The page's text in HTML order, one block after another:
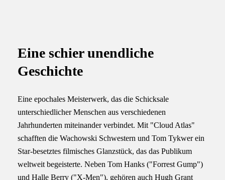
Eine schier unendliche
Geschichte
Eine epochales Meisterwerk, das die Schicksale
unterschiedlicher Menschen aus verschiedenen
Jahrhunderten miteinander verbindet. Mit "Cloud Atlas"
schafften die Wachowski Schwestern und Tom Tykwer ein
Star-besetztes filmisches Glanzstück, das das Publikum
weltweit begeisterte. Neben Tom Hanks ("Forrest Gump")
und Halle Berry ("X-Men"), gehören auch Hugh Grant